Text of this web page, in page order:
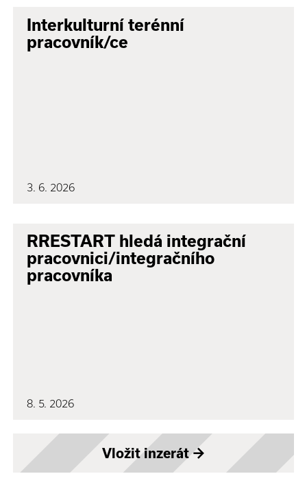
Interkulturní terénní
pracovník/ce
3. 6. 2026
RRESTART hledá integrační
pracovnici/integračního
pracovníka
8. 5. 2026
Vložit inzerát→